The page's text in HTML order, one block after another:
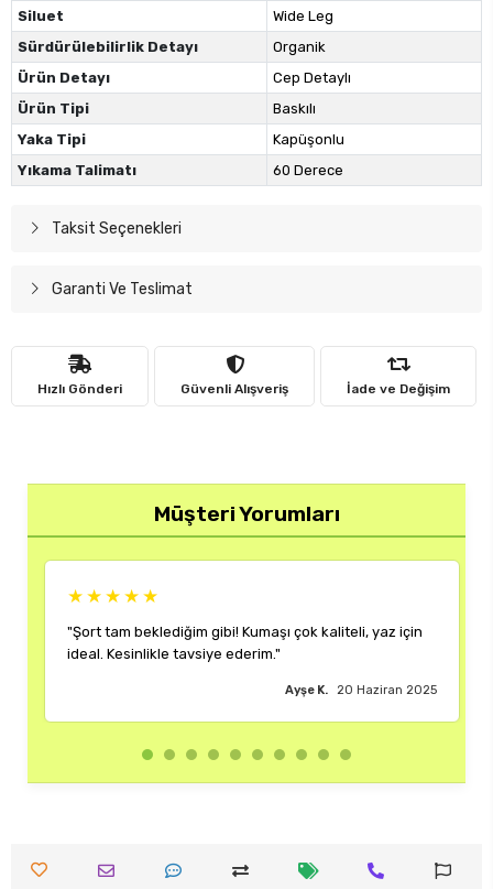
Siluet
Wide Leg
Sürdürülebilirlik Detayı
Organik
Ürün Detayı
Cep Detaylı
Ürün Tipi
Baskılı
Yaka Tipi
Kapüşonlu
Yıkama Talimatı
60 Derece
Taksit Seçenekleri
Garanti Ve Teslimat
Hızlı Gönderi Güvenli Alışveriş İade ve Değişim
Müşteri Yorumları
yaz için
★★★★★
"Rengi ve kalıbı harika. Her kombinime uyum
çok memnun kaldım."
Burak M. 18 Haziran